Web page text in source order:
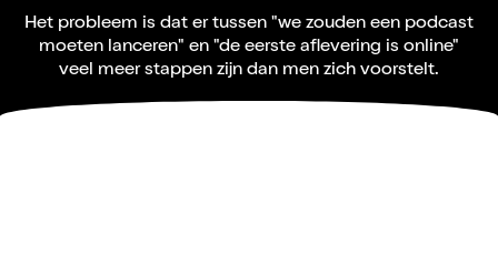
Het probleem is dat er tussen "we zouden een podcast
moeten lanceren" en "de eerste aflevering is online"
veel meer stappen zijn dan men zich voorstelt.